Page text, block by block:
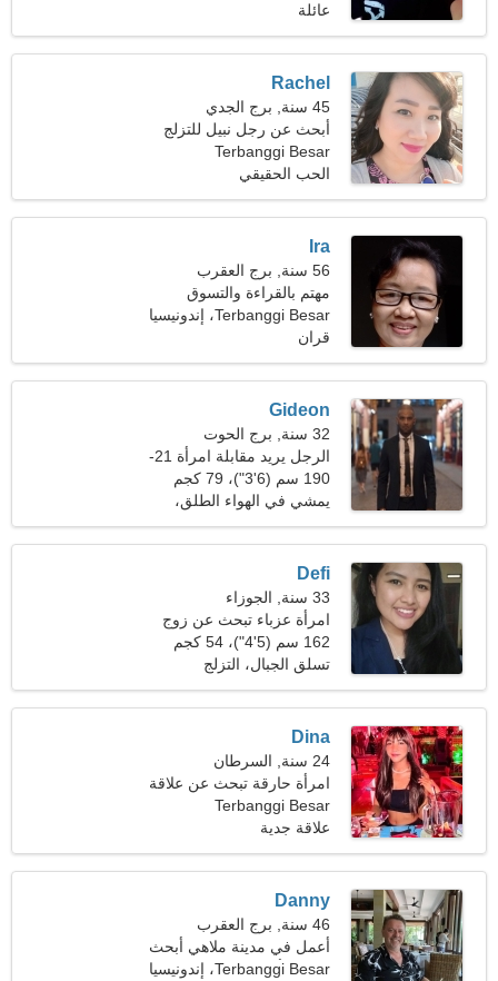
(185 رطلا)
عائلة
Rachel
45 سنة, برج الجدي
أبحث عن رجل نبيل للتزلج
معا
Terbanggi Besar
الحب الحقيقي
Ira
56 سنة, برج العقرب
مهتم بالقراءة والتسوق
Terbanggi Besar، إندونيسيا
قران
Gideon
32 سنة, برج الحوت
الرجل يريد مقابلة امرأة 21-
30
190 سم (6'3")، 79 كجم
(174 رطلا)
يمشي في الهواء الطلق،
التطوع
Defi
33 سنة, الجوزاء
امرأة عزباء تبحث عن زوج
162 سم (5'4")، 54 كجم
(119 رطلا)
تسلق الجبال، التزلج
Dina
24 سنة, السرطان
امرأة حارقة تبحث عن علاقة
جدية
Terbanggi Besar
علاقة جدية
Danny
46 سنة, برج العقرب
أعمل في مدينة ملاهي أبحث
عن امرأة رائعة
Terbanggi Besar، إندونيسيا